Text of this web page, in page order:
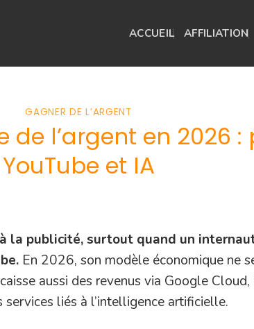
ACCUEIL AFFILIATION
GAGNER DE L’ARGENT
l’argent en 2026 :
YouTube et IA
la publicité, surtout quand un
En 2026, son modèle économique ne
aussi des revenus via Google
liés à l’intelligence artificielle.